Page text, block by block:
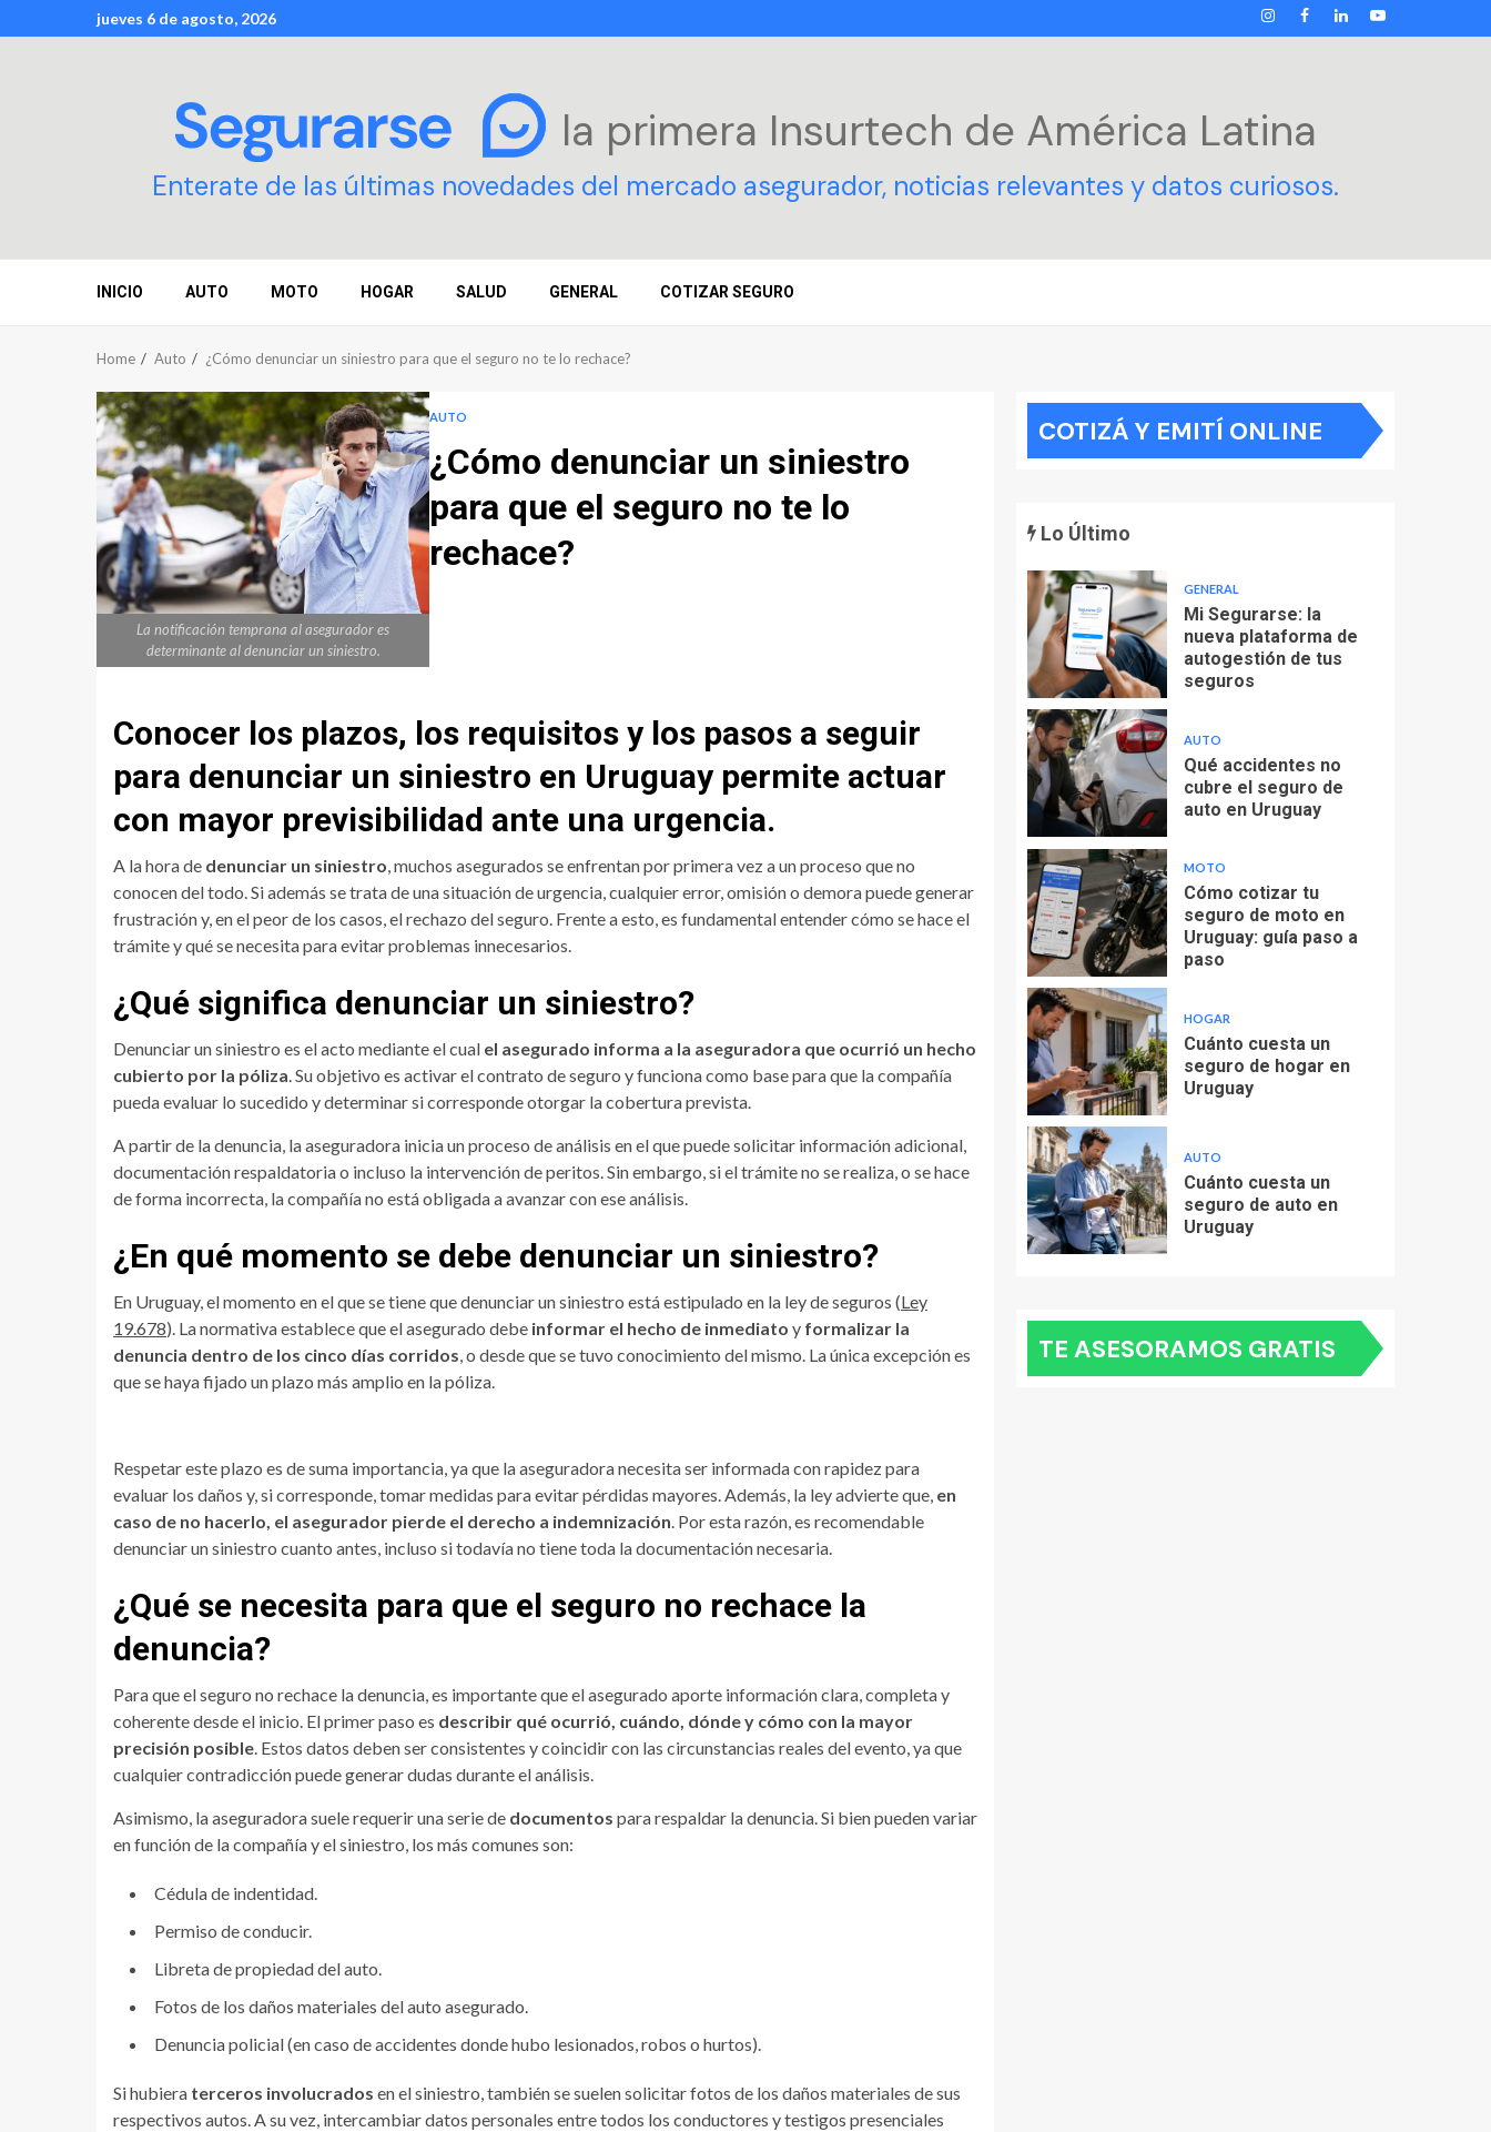
to
jueves 6 de agosto, 2026 INSTAGRAM
FACEBOOK
LINKEDIN
YOUTUBE
la primera Insurtech de América Latina
Enterate de las últimas novedades del mercado asegurador, noticias relevantes y datos curiosos.
INICIO AUTO MOTO HOGAR SALUD GENERAL COTIZAR SEGURO
Home Auto ¿Cómo denunciar un siniestro para que el seguro no te lo rechace?
AUTO
¿Cómo denunciar un siniestro
para que el seguro no te lo
rechace?
La notificación temprana al asegurador es
determinante al denunciar un siniestro.
Conocer los plazos, los requisitos y los pasos a seguir
para denunciar un siniestro en Uruguay permite actuar
con mayor previsibilidad ante una urgencia.
A la hora de denunciar un siniestro , muchos asegurados se enfrentan por primera vez a un proceso que no
conocen del todo. Si además se trata de una situación de urgencia, cualquier error, omisión o demora puede generar
frustración y, en el peor de los casos, el rechazo del seguro. Frente a esto, es fundamental entender cómo se hace el
trámite y qué se necesita para evitar problemas innecesarios.
¿Qué significa denunciar un siniestro?
Denunciar un siniestro es el acto mediante el cual el asegurado informa a la aseguradora que ocurrió un hecho
cubierto por la póliza . Su objetivo es activar el contrato de seguro y funciona como base para que la compañía
pueda evaluar lo sucedido y determinar si corresponde otorgar la cobertura prevista.
A partir de la denuncia, la aseguradora inicia un proceso de análisis en el que puede solicitar información adicional,
documentación respaldatoria o incluso la intervención de peritos. Sin embargo, si el trámite no se realiza, o se hace
de forma incorrecta, la compañía no está obligada a avanzar con ese análisis.
¿En qué momento se debe denunciar un siniestro?
En Uruguay, el momento en el que se tiene que denunciar un siniestro está estipulado en la ley de seguros (Ley
19.678). La normativa establece que el asegurado debe informar el hecho de inmediato y formalizar la
denuncia dentro de los cinco días corridos , o desde que se tuvo conocimiento del mismo. La única excepción es
que se haya fijado un plazo más amplio en la póliza.
Respetar este plazo es de suma importancia, ya que la aseguradora necesita ser informada con rapidez para
evaluar los daños y, si corresponde, tomar medidas para evitar pérdidas mayores. Además, la ley advierte que, en
caso de no hacerlo, el asegurador pierde el derecho a indemnización . Por esta razón, es recomendable
denunciar un siniestro cuanto antes, incluso si todavía no tiene toda la documentación necesaria.
¿Qué se necesita para que el seguro no rechace la
denuncia?
Para que el seguro no rechace la denuncia, es importante que el asegurado aporte información clara, completa y
coherente desde el inicio. El primer paso es describir qué ocurrió, cuándo, dónde y cómo con la mayor
precisión posible . Estos datos deben ser consistentes y coincidir con las circunstancias reales del evento, ya que
cualquier contradicción puede generar dudas durante el análisis.
Asimismo, la aseguradora suele requerir una serie de documentos para respaldar la denuncia. Si bien pueden variar
en función de la compañía y el siniestro, los más comunes son:
Cédula de indentidad.
Permiso de conducir.
Libreta de propiedad del auto.
Fotos de los daños materiales del auto asegurado.
Denuncia policial (en caso de accidentes donde hubo lesionados, robos o hurtos).
Si hubiera terceros involucrados en el siniestro, también se suelen solicitar fotos de los daños materiales de sus
respectivos autos. A su vez, intercambiar datos personales entre todos los conductores y testigos presenciales
COTIZÁ Y EMITÍ ONLINE
Lo Último
GENERAL
Mi Segurarse: la
nueva plataforma de
autogestión de tus
seguros
AUTO
Qué accidentes no
cubre el seguro de
auto en Uruguay
MOTO
Cómo cotizar tu
seguro de moto en
Uruguay: guía paso a
paso
HOGAR
Cuánto cuesta un
seguro de hogar en
Uruguay
AUTO
Cuánto cuesta un
seguro de auto en
Uruguay
TE ASESORAMOS GRATIS